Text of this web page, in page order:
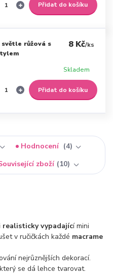
Přidat do košíku
světle růžová s
8 Kč/ks
Skladem
Přidat do košíku
Hodnocení
4
zboží 10
realisticky vypadající mini
v ručičkách každé macrame
nejrůznějších dekorací.
se dá lehce tvarovat.